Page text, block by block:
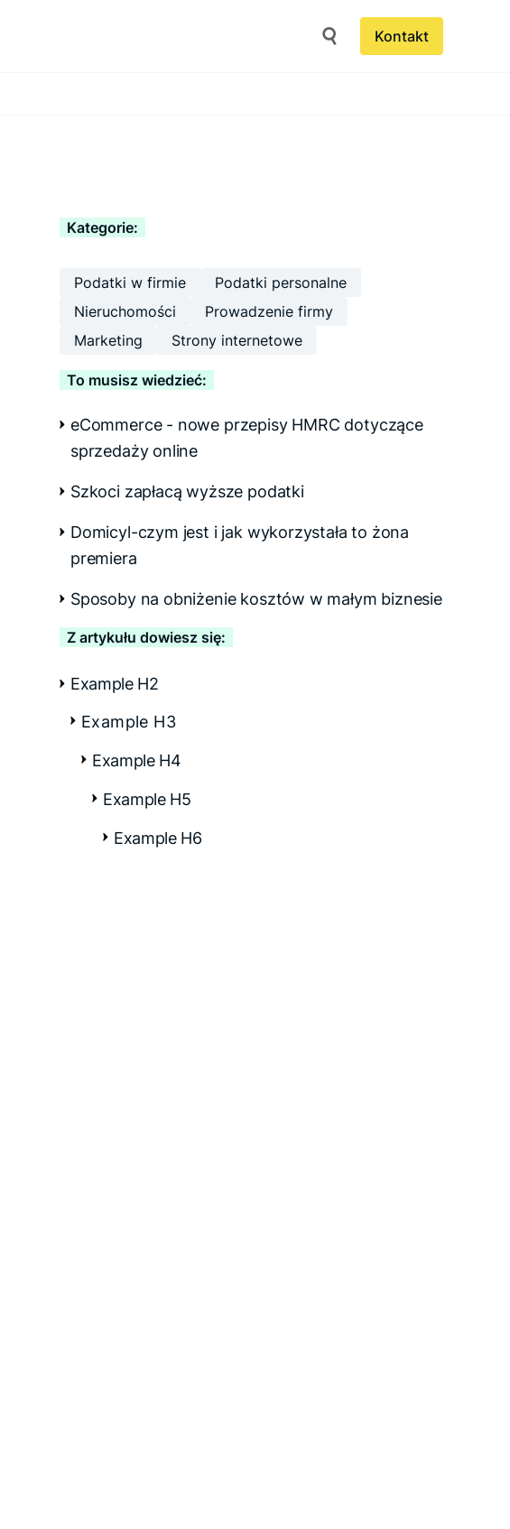
Kontakt
Kategorie:
Podatki w firmie
Podatki personalne
Nieruchomości
Prowadzenie firmy
Marketing
Strony internetowe
To musisz wiedzieć:
eCommerce - nowe przepisy HMRC dotyczące
sprzedaży online
Szkoci zapłacą wyższe podatki
Domicyl-czym jest i jak wykorzystała to żona
premiera
Sposoby na obniżenie kosztów w małym biznesie
Z artykułu dowiesz się:
Example H2
Example H3
Example H4
Example H5
Example H6